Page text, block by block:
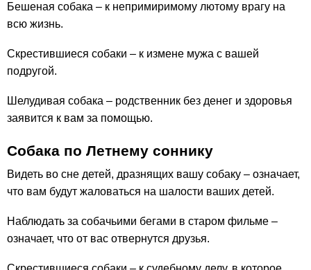
Бешеная собака – к непримиримому лютому врагу на
всю жизнь.
Скрестившиеся собаки – к измене мужа с вашей
подругой.
Шелудивая собака – родственник без денег и здоровья
заявится к вам за помощью.
Собака по Летнему соннику
Видеть во сне детей, дразнящих вашу собаку – означает,
что вам будут жаловаться на шалости ваших детей.
Наблюдать за собачьими бегами в старом фильме –
означает, что от вас отвернутся друзья.